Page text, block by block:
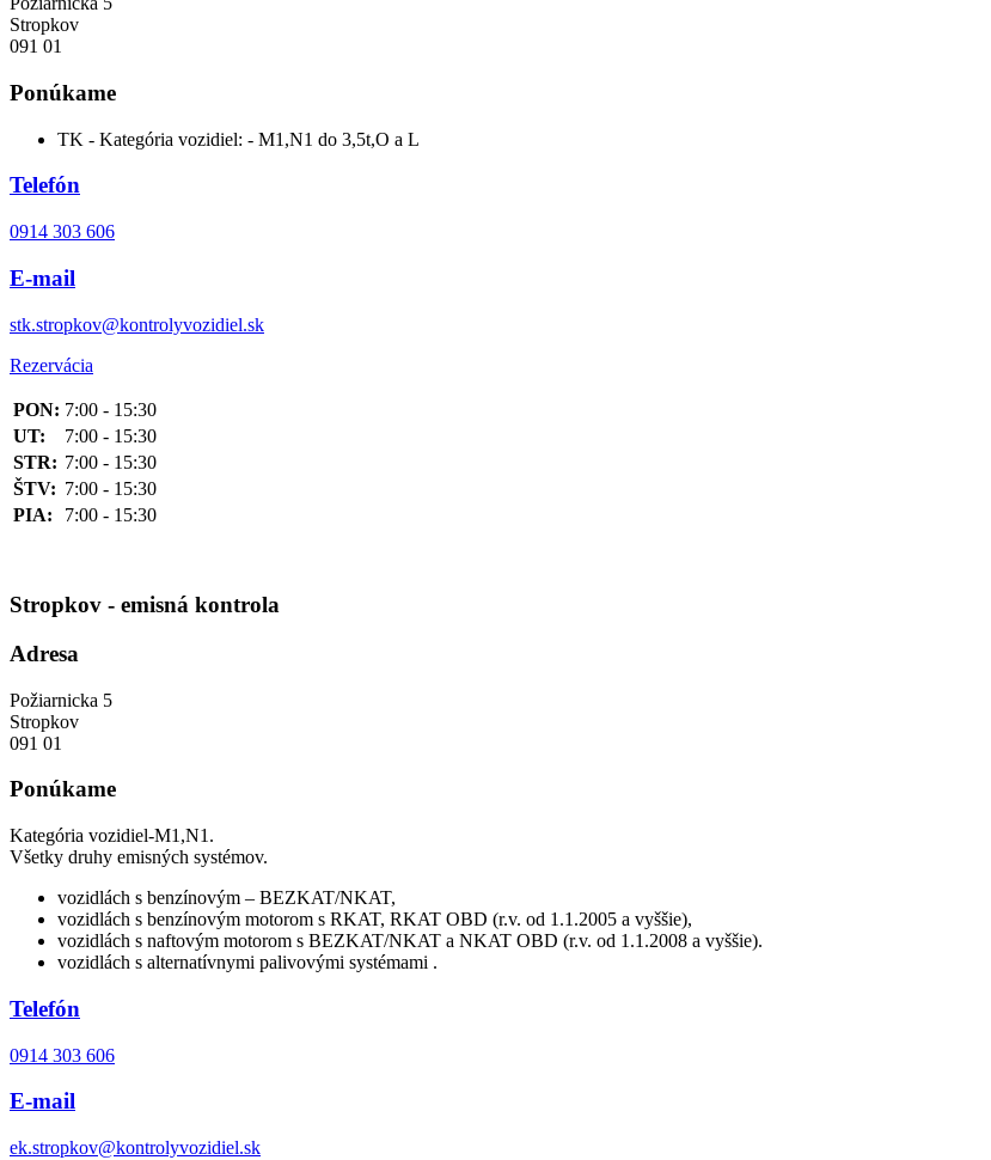
Stropkov
091 01
Ponúkame
TK - Kategória vozidiel: - M1,N1 do 3,5t,O a L
Telefón
0914 303 606
E-mail
stk.stropkov@kontrolyvozidiel.sk
Rezervácia
PON: 7:00 - 15:30
UT:
7:00 - 15:30
STR: 7:00 - 15:30
ŠTV: 7:00 - 15:30
PIA:
7:00 - 15:30
Stropkov - emisná kontrola
Adresa
Požiarnicka 5
Stropkov
091 01
Ponúkame
Kategória vozidiel-M1,N1.
Všetky druhy emisných systémov.
vozidlách s benzínovým – BEZKAT/NKAT,
vozidlách s benzínovým motorom s RKAT, RKAT OBD (r.v. od 1.1.2005 a vyššie),
vozidlách s naftovým motorom s BEZKAT/NKAT a NKAT OBD (r.v. od 1.1.2008 a vyššie).
vozidlách s alternatívnymi palivovými systémami .
Telefón
0914 303 606
E-mail
ek.stropkov@kontrolyvozidiel.sk